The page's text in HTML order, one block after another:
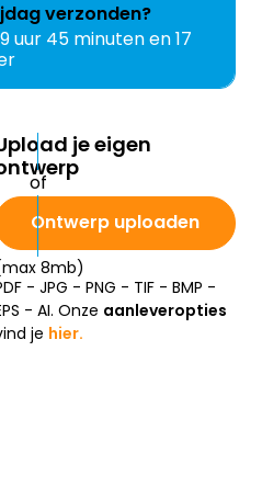
verzonden?
uur 45 minuten en 17
je eigen
Ontwerp uploaden
8mb)
- JPG - PNG - TIF - BMP -
- AI. Onze aanleveropties
je hier.